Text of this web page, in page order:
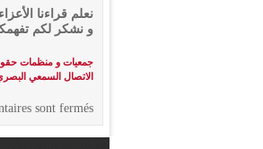
نعلم قراءنا
و نشكر لكم
جمعيات و منظمات
الاتصال السمعي
sont fermés.